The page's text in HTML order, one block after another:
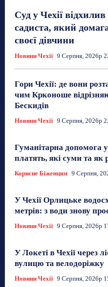
Суд у Чехії
садиста, який
своєї дівчини
Новини Чехії 9 Серпня, 2026р
Гори Чехії: де вони
чим Крконоше
Бескидів
Новини Чехії 9 Серпня, 2026р
Гуманітарна допомога
платять, які суми та як
Корисне Біженцям 9 Серпня,
У Чехії Орлицьке
метрів: з води знову
Новини Чехії 9 Серпня, 2026р
У Локеті в Чехії через
вулицю та велодоріжку
Новини Чехії 9 Серпня, 2026р